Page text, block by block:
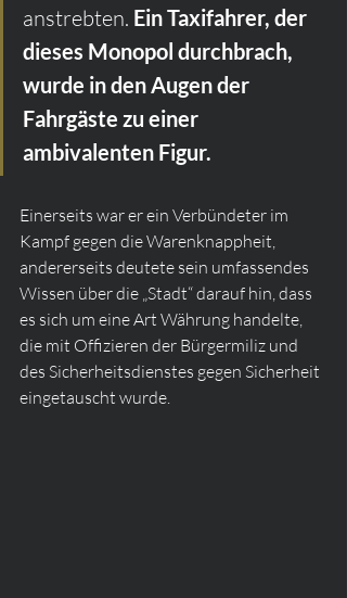
anstrebten. Ein Taxifahrer, der
dieses Monopol durchbrach,
wurde in den Augen der
Fahrgäste zu einer
ambivalenten Figur.
Einerseits war er ein Verbündeter im
Kampf gegen die Warenknappheit,
andererseits deutete sein umfassendes
Wissen über die „Stadt“ darauf hin, dass
es sich um eine Art Währung handelte,
die mit Offizieren der Bürgermiliz und
des Sicherheitsdienstes gegen Sicherheit
eingetauscht wurde.